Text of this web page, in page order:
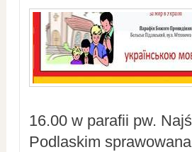
16.00 w parafii pw.
Podlaskim